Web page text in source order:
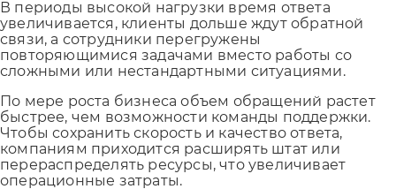
В периоды высокой нагрузки время ответа
увеличивается, клиенты дольше ждут обратной
связи, а сотрудники перегружены
повторяющимися задачами вместо работы со
сложными или нестандартными ситуациями.
По мере роста бизнеса объем обращений растет
быстрее, чем возможности команды поддержки.
Чтобы сохранить скорость и качество ответа,
компаниям приходится расширять штат или
перераспределять ресурсы, что увеличивает
операционные затраты.